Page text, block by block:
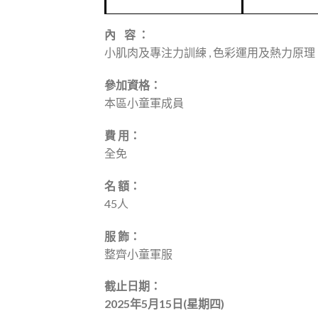
內 容 ：
小肌肉及專注力訓練 , 色彩運用及熱力原理
參加資格：
本區小童軍成員
費 用：
全免
名 額：
45人
服 飾：
整齊小童軍服
截止日期：
2025年5月15日(星期四)